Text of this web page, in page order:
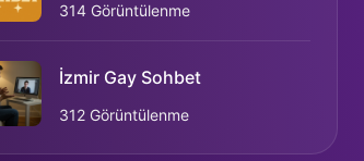
314 Görüntülenme
İzmir Gay Sohbet
312 Görüntülenme